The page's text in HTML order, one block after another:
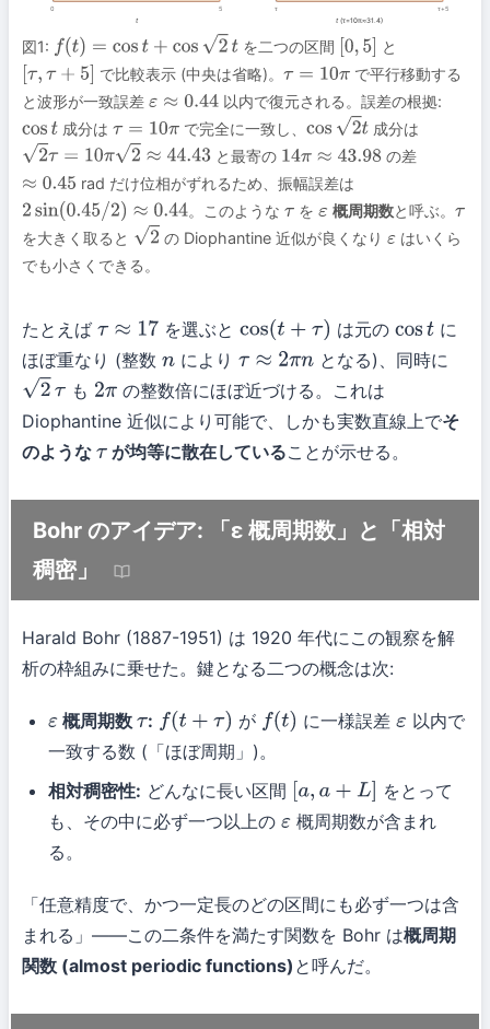
0 5
t
τ τ+5
t (τ=10π≈31.4)
図1: f( t)= cos t+cos2t を二つの区間 [0,5] と
[τ ,τ+ 5] で比較表示 (中央は省略)。 τ=10 π
で平行移動する
と波形が一致誤差 ε ≈0.44
以内で復元される。誤差の根拠:
cos t 成分はτ=10 π で完全に一致し、 cos 2t
成分は
2τ =10π2≈44.43 と最寄の 14π≈43.98
の差
≈0.45
rad だけ位相がずれるため、振幅誤差は
2 sin(0.45/2)≈0.44 。このようなτ をε 概周期数と呼ぶ。 τ
を大きく取ると 2 の Diophantine 近似が良くなりε はいくら
でも小さくできる。
たとえば τ≈17 を選ぶとcos(t+τ) は元の cos t に
ほぼ重なり (整数 nにより τ≈2πn
となる)、同時に
2τ も 2π の整数倍にほぼ近づける。これは
Diophantine 近似により可能で、しかも実数直線上でそ
のような τ が均等に散在していることが示せる。
Bohr のアイデア: 「ε 概周期数」と「相対
稠密」
Harald Bohr (1887-1951) は 1920 年代にこの観察を解
析の枠組みに乗せた。鍵となる二つの概念は次:
ε 概周期数τ: f(t+ τ) が f(t) に一様誤差ε 以内で
一致する数 (「ほぼ周期」)。
相対稠密性: どんなに長い区間 [a,a+ L]
をとって
も、その中に必ず一つ以上の ε 概周期数が含まれ
る。
「任意精度で、かつ一定長のどの区間にも必ず一つは含
まれる」——この二条件を満たす関数を Bohr は概周期
関数 (almost periodic functions) と呼んだ。